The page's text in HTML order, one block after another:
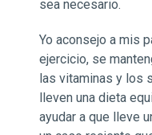
sea necesario.
Yo aconsejo a mis
ejercicio, se
las vitaminas y los
lleven una dieta
ayudar a que lleve